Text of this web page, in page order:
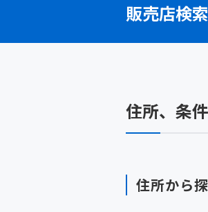
販売店検索
住所、条
住所から